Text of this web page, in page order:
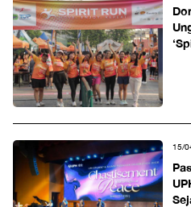
15/